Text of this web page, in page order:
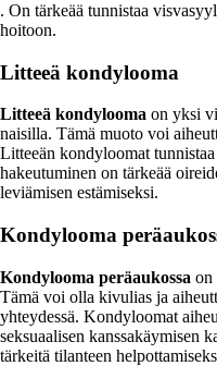
. On tärkeää tunnistaa
hoitoon.
Litteeä kondylooma
Litteeä kondylooma on yksi
naisilla. Tämä muoto voi
Litteeän kondyloomat
hakeutuminen on tärkeää
leviämisen estämiseksi.
Kondylooma
Kondylooma peräaukossa on
Tämä voi olla kivulias ja
yhteydessä. Kondyloomat
seksuaalisen kanssakäymisen
tärkeitä tilanteen